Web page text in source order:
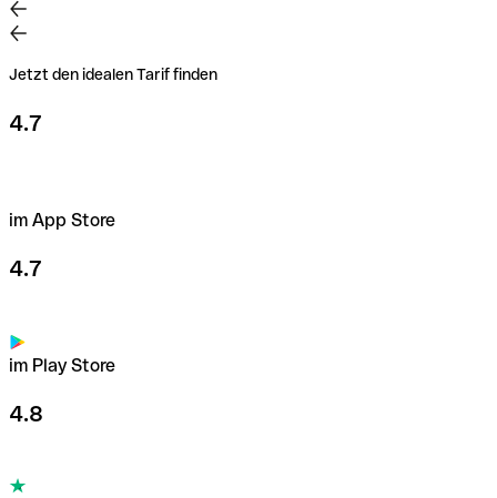
Jetzt den idealen Tarif finden
4.7
im App Store
4.7
im Play Store
4.8